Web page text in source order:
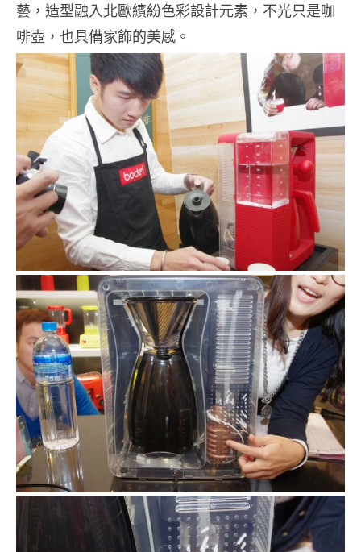
藝，造型融入北歐繽紛色彩設計元素，不光只是咖
啡壺，也具備家飾的美感。